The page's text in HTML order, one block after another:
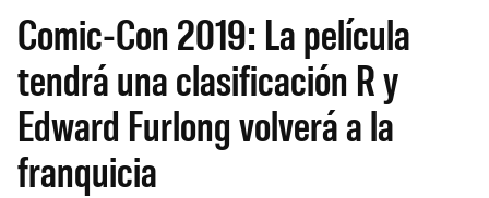
Comic-Con 2019: La película
tendrá una clasificación R y
Edward Furlong volverá a la
franquicia